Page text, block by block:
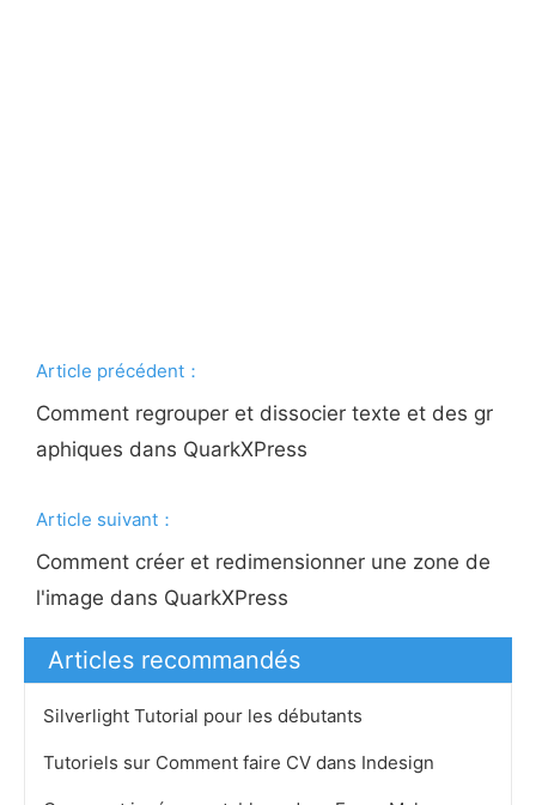
Article précédent：
Comment regrouper et dissocier texte et des gr
aphiques dans QuarkXPress
Article suivant：
Comment créer et redimensionner une zone de
l'image dans QuarkXPress
Articles recommandés
Silverlight Tutorial pour les débutants
Tutoriels sur Comment faire CV dans Indesign